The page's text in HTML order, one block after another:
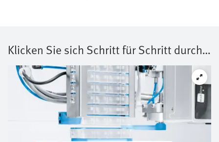
Klicken Sie sich Schritt für Schritt durch
den Prozessablauf: